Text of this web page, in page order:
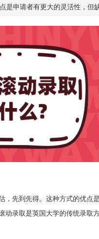
是申请者有更大的灵活性，但
，先到先得。这种方式的优点是
动录取是英国大学的传统录取